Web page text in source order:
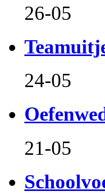
26-05
24-05
21-05